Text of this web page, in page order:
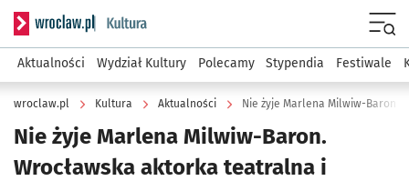
Serwis informacyjny wroclaw.pl podserwis: Kultura
Aktualności Wydział Kultury Polecamy Stypendia Festiwale
wroclaw.pl Kultura Aktualności Nie żyje Marlena Milwiw-Baron,
Nie żyje Marlena Milwiw-Baron.
Wrocławska aktorka teatralna i